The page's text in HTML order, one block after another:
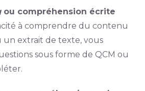
ou compréhension écrite
à comprendre du contenu
un extrait de texte, vous
sous forme de QCM ou